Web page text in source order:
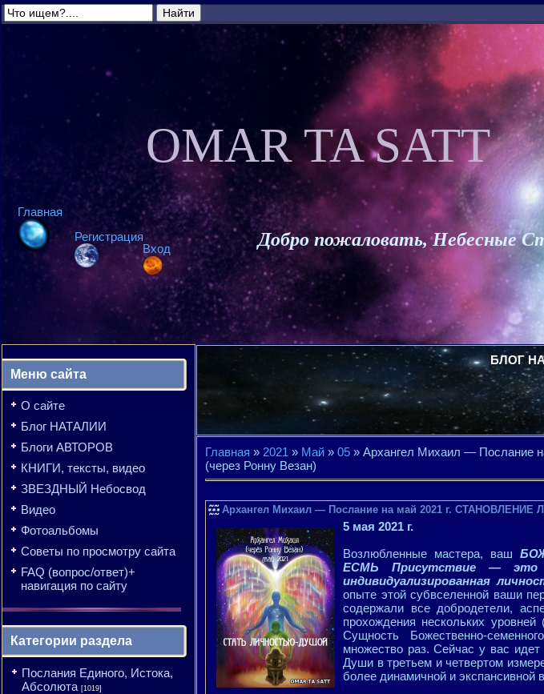
Главная
Регистрация
Вход
OMAR TA SATT
Добро пожаловать, Небесные
Меню сайта
О сайте
Блог НАТАЛИИ
Блоги АВТОРОВ
КНИГИ, тексты, видео
ЗВЕЗДНЫЙ Небосвод
Видео
Фотоальбомы
Советы по просмотру сайта
FAQ (вопрос/ответ)+
навигация по сайту
Категории раздела
Послания Единого, Истока,
Абсолюта [1019]
БЛОГ
Главная » 2021 » Май » 05 » Архангел Михаил —
(через Ронну Везан)
Архангел Михаил — Послание на май 2021 г.
5 мая 2021 г.
Возлюбленные мастера, ваш
ЕСМЬ Присутствие — это
индивидуализированная
опыте этой субвселенной ваши
содержали все добродетели,
прохождения нескольких
Сущность Божественно-
множество раз. Сейчас у вас
Души в третьем и четвертом
более динамичной и экспансивной